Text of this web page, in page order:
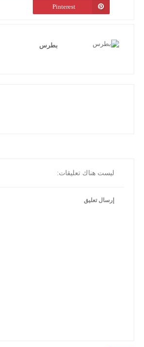
Pinterest
بطرس
ليست هناك تعليقات:
إرسال تعليق